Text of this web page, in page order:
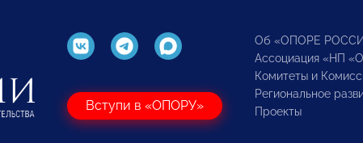
Вступи в «ОПОРУ»
Об «ОПОРЕ
Ассоциация «НП
Комитеты и
Региональное
Проекты